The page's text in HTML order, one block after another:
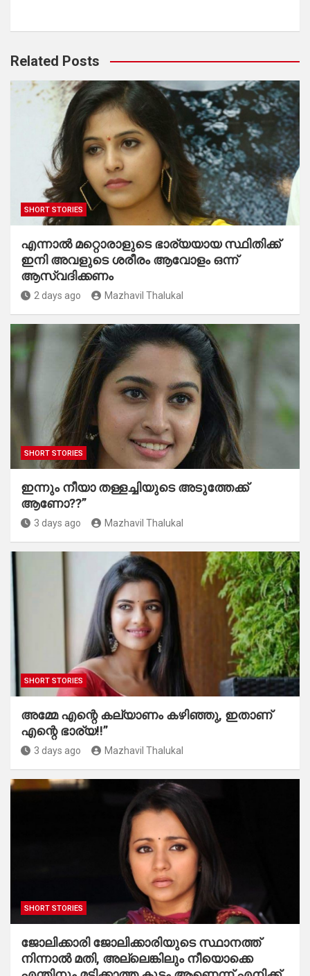
Related Posts
SHORT STORIES
എന്നാൽ മറ്റൊരാളുടെ ഭാര്യയായ സ്ഥിതിക്ക്
ഇനി അവളുടെ ശരീരം ആവോളം ഒന്ന്
ആസ്വദിക്കണം
2 days ago Mazhavil Thalukal
SHORT STORIES
ഇന്നും നീയാ തള്ളച്ചിയുടെ അടുത്തേക്ക്
ആണോ??”
3 days ago Mazhavil Thalukal
SHORT STORIES
അമ്മേ എന്റെ കല്യാണം കഴിഞ്ഞു, ഇതാണ്
എന്റെ ഭാര്യ!!”
3 days ago Mazhavil Thalukal
SHORT STORIES
ജോലിക്കാരി ജോലിക്കാരിയുടെ സ്ഥാനത്ത്
നിന്നാൽ മതി, അല്ലെങ്കിലും നീയൊക്കെ